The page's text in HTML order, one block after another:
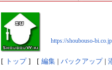
https://shoubouso-
[ トップ] [ 編集 | バックアップ|